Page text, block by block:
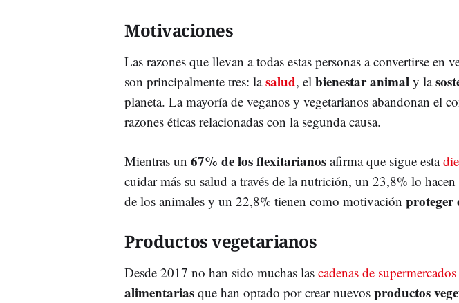
Motivaciones
Las razones que llevan a todas estas personas a convertirse en
son principalmente tres: lasalud, el bienestar animal y la
planeta. La mayoría de veganos y vegetarianos abandonan el
razones éticas relacionadas con la segunda causa.
Mientras un 67% de los flexitarianos afirma que sigue esta
cuidar más su salud a través de la nutrición, un 23,8% lo
de los animales y un 22,8% tienen como motivación proteger
Productos vegetarianos
Desde 2017 no han sido muchas las cadenas de supermercados
alimentarias que han optado por crear nuevos productos